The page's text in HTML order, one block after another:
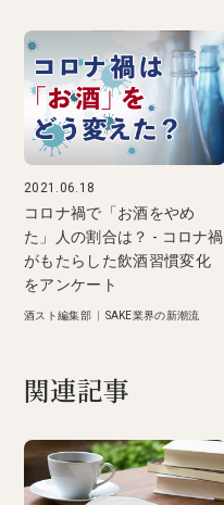
2021.06.18
コロナ禍で「お酒をやめ
た」人の割合は？ - コロナ禍
がもたらした飲酒習慣変化
をアンケート
酒スト編集部| SAKE業界の新潮流
関連記事